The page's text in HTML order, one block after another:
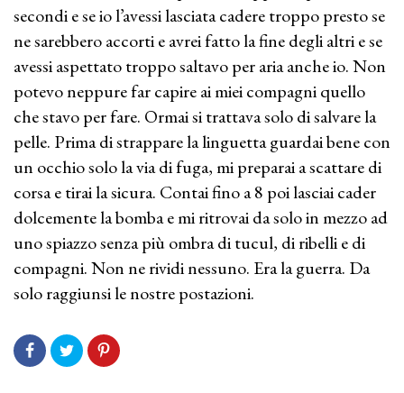
secondi e se io l’avessi lasciata cadere troppo presto se
ne sarebbero accorti e avrei fatto la fine degli altri e se
avessi aspettato troppo saltavo per aria anche io. Non
potevo neppure far capire ai miei compagni quello
che stavo per fare. Ormai si trattava solo di salvare la
pelle. Prima di strappare la linguetta guardai bene con
un occhio solo la via di fuga, mi preparai a scattare di
corsa e tirai la sicura. Contai fino a 8 poi lasciai cader
dolcemente la bomba e mi ritrovai da solo in mezzo ad
uno spiazzo senza più ombra di tucul, di ribelli e di
compagni. Non ne rividi nessuno. Era la guerra. Da
solo raggiunsi le nostre postazioni.